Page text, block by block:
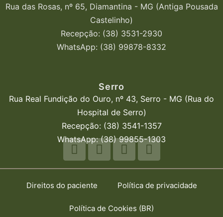
Rua das Rosas, nº 65, Diamantina - MG (Antiga Pousada
Castelinho)
Recepção: (38) 3531-2930
WhatsApp: (38) 99878-8332
Serro
Rua Real Fundição do Ouro, nº 43, Serro - MG (Rua do
Hospital de Serro)
Recepção: (38) 3541-1357
WhatsApp: (38) 99855-1303
Direitos do paciente Política de privacidade
Política de Cookies (BR)